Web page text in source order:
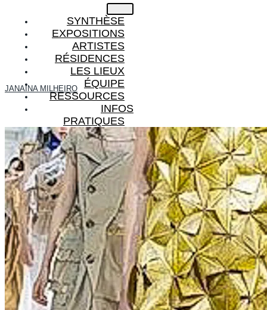
SYNTHÈSE
EXPOSITIONS
ARTISTES
RÉSIDENCES
LES LIEUX
ÉQUIPE
RESSOURCES
INFOS
PRATIQUES
X
JANAÏNA MILHEIRO